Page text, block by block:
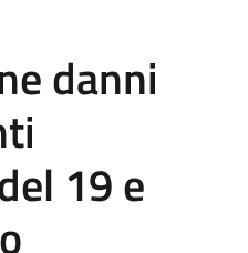
danni
19 e